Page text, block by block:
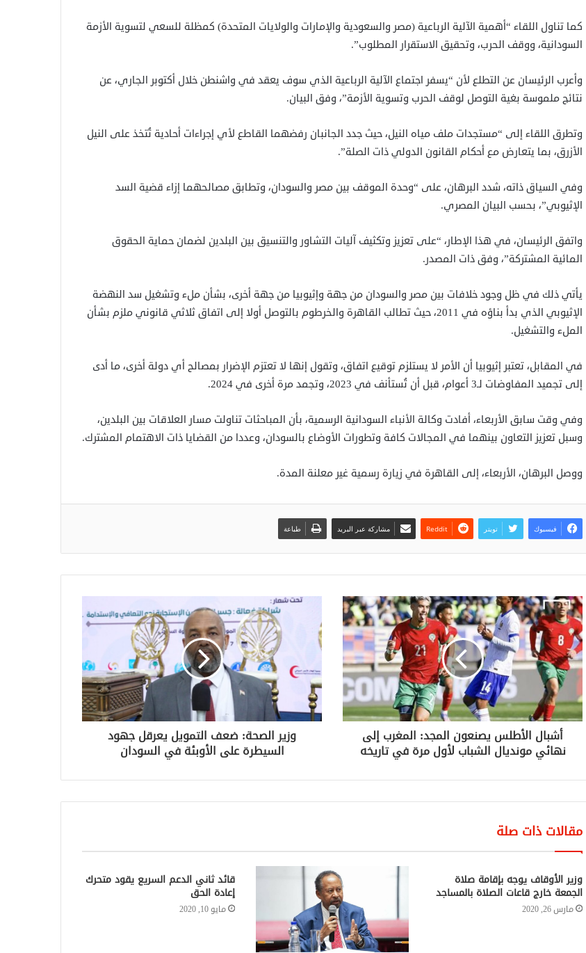
كما تناول اللقاء “أهمية الآلية الرباعية (مصر والسعودية والإمارات والولايات المتحدة) كمظلة للسعي لتسوية الأزمة
السودانية، ووقف الحرب، وتحقيق الاستقرار المطلوب”.
وأعرب الرئيسان عن التطلع لأن “يسفر اجتماع الآلية الرباعية الذي سوف يعقد في واشنطن خلال أكتوبر الجاري، عن
نتائج ملموسة بغية التوصل لوقف الحرب وتسوية الأزمة”، وفق البيان.
وتطرق اللقاء إلى “مستجدات ملف مياه النيل، حيث جدد الجانبان رفضهما القاطع لأي إجراءات أحادية تُتخذ على النيل
الأزرق، بما يتعارض مع أحكام القانون الدولي ذات الصلة”.
وفي السياق ذاته، شدد البرهان، على “وحدة الموقف بين مصر والسودان، وتطابق مصالحهما إزاء قضية السد
الإثيوبي”، بحسب البيان المصري.
واتفق الرئيسان، في هذا الإطار، “على تعزيز وتكثيف آليات التشاور والتنسيق بين البلدين لضمان حماية الحقوق
المائية المشتركة”، وفق ذات المصدر.
يأتي ذلك في ظل وجود خلافات بين مصر والسودان من جهة وإثيوبيا من جهة أخرى، بشأن ملء وتشغيل سد النهضة
الإثيوبي الذي بدأ بناؤه في 2011، حيث تطالب القاهرة والخرطوم بالتوصل أولا إلى اتفاق ثلاثي قانوني ملزم بشأن
الملء والتشغيل.
في المقابل، تعتبر إثيوبيا أن الأمر لا يستلزم توقيع اتفاق، وتقول إنها لا تعتزم الإضرار بمصالح أي دولة أخرى، ما أدى
إلى تجميد المفاوضات لـ3 أعوام، قبل أن تُستأنف في 2023، وتجمد مرة أخرى في 2024.
وفي وقت سابق الأربعاء، أفادت وكالة الأنباء السودانية الرسمية، بأن المباحثات تناولت مسار العلاقات بين البلدين،
وسبل تعزيز التعاون بينهما في المجالات كافة وتطورات الأوضاع بالسودان، وعددا من القضايا ذات الاهتمام المشترك.
ووصل البرهان، الأربعاء، إلى القاهرة في زيارة رسمية غير معلنة المدة.
فيسبوك تويتر مشاركة عبر البريد طباعة
أشبال الأطلس يصنعون المجد: المغرب إلى
نهائي مونديال الشباب لأول مرة في تاريخه
وزير الصحة: ضعف التمويل يعرقل جهود
السيطرة على الأوبئة في السودان
مقالات ذات صلة
وزير الأوقاف يوجه بإقامة صلاة
الجمعة خارج قاعات الصلاة بالمساجد
مارس 26, 2020
قائد ثاني الدعم السريع يقود متحرك
إعادة الحق
مايو 10, 2020